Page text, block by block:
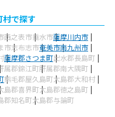
で探す
西之表市垂水市薩摩川内市
市志布志市奄美市南九州市
薩摩郡さつま町出水郡長島町
属郡錦江町肝属郡南大隅町
熊毛郡屋久島町大島郡大和村
島郡喜界町大島郡徳之島町
郡知名町大島郡与論町